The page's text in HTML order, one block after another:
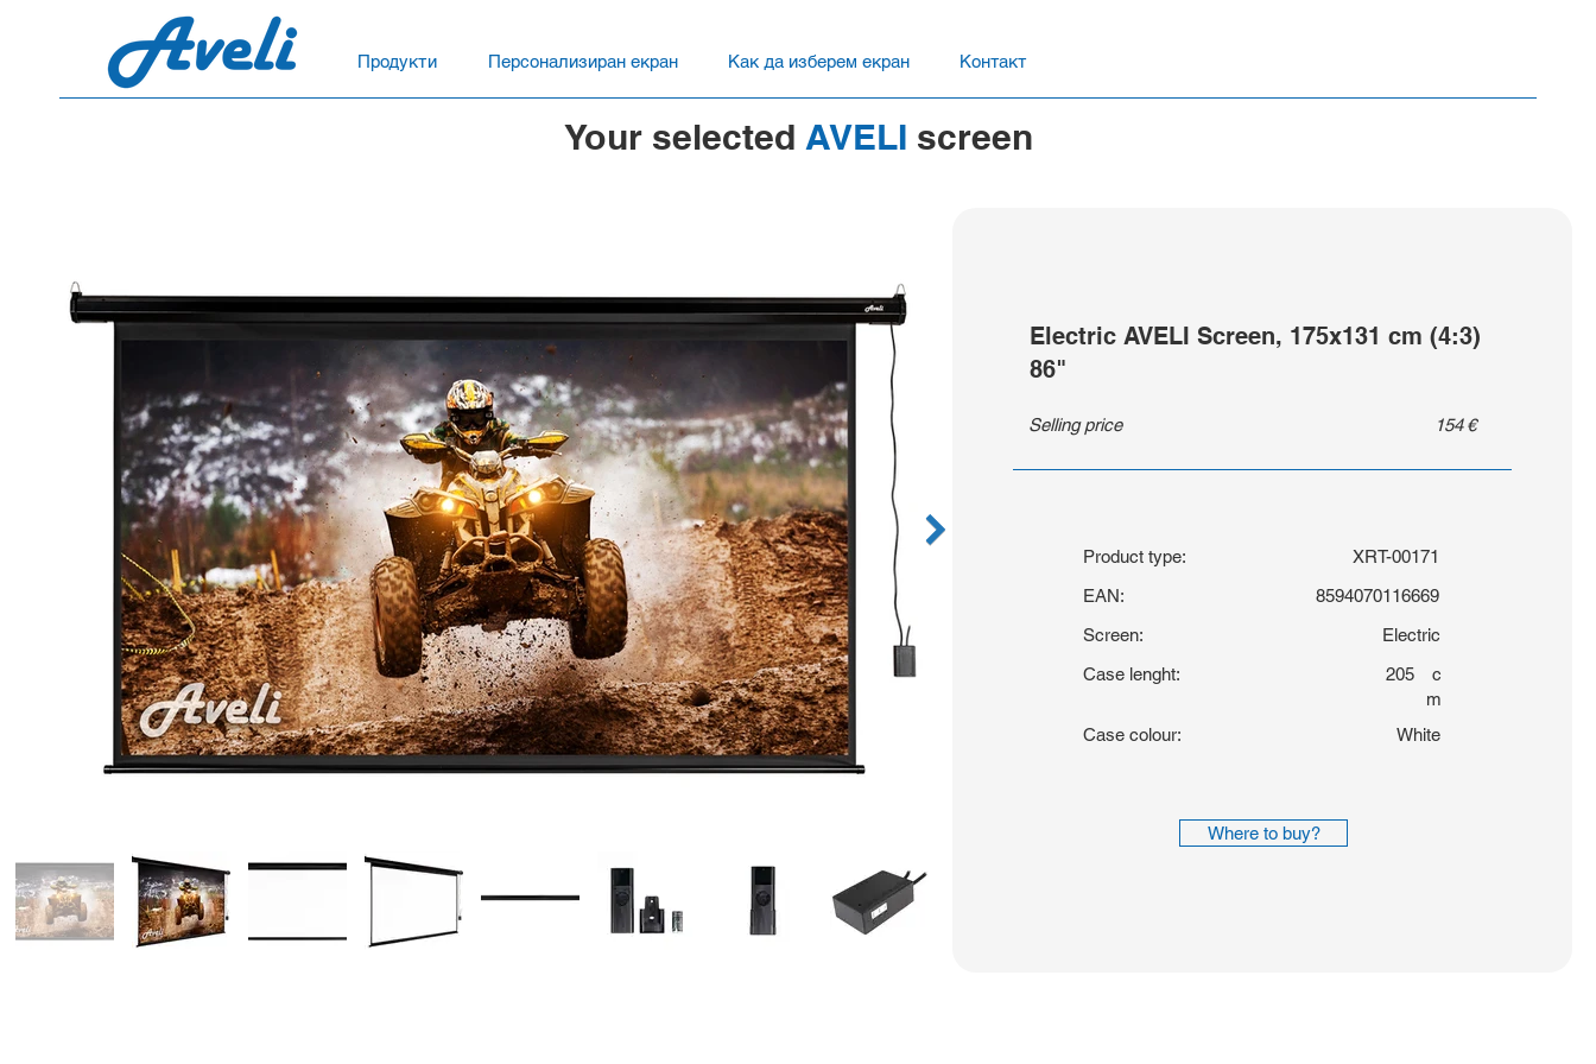
Продукти Персонализиран екран Как да изберем екран Контакт
Your selected AVELI screen
Electric AVELI Screen, 175x131 cm (4:3)
86"
Selling price 154 €
Product type:
XRT-00171
EAN:
8594070116669
Screen:
Electric
Case lenght:
205
c
m
Case colour:
White
Where to buy?